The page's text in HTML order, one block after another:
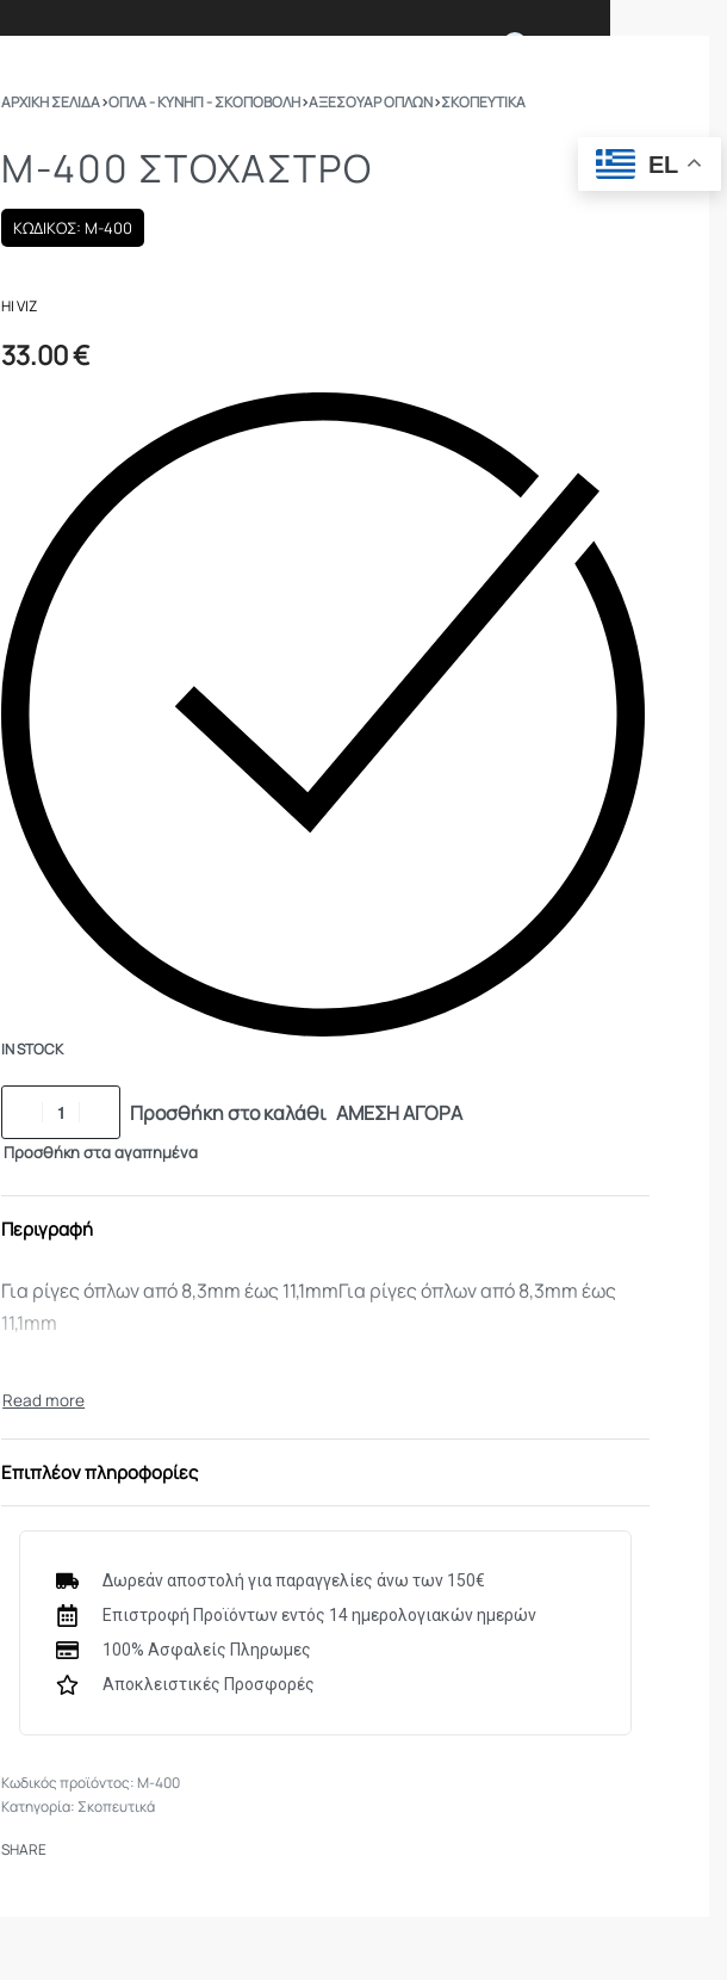
ΕΞΟΠΛΙΣΜΟΣ
ΑΡΧΙΚΉ ΣΕΛΊΔΑ›ΟΠΛΑ - ΚΥΝΗΓΙ - ΣΚΟΠΟΒΟΛΗ›ΑΞΕΣΟΥΑΡ ΟΠΛΩΝ›ΣΚΟΠΕΥΤΙΚΆ
M-400 ΣΤΟΧΑΣΤΡΟ
ΚΩΔΙΚΟΣ: M-400
HI VIZ
33.00€
IN STOCK
Προσθήκη στο καλάθι ΑΜΕΣΗ ΑΓΟΡΑ
Προσθήκη στα αγαπημένα
Περιγραφή
Για ρίγες όπλων από 8,3mm έως 11,1mmΓια ρίγες όπλων από 8,3mm έως
11,1mm
Επιπλέον πληροφορίες
Δωρεάν αποστολή για παραγγελίες άνω των 150€
Επιστροφή Προϊόντων εντός 14 ημερολογιακών ημερών
100% Ασφαλείς Πληρωμες
Αποκλειστικές Προσφορές
M-400
Κατηγορία: Σκοπευτικά
SHARE
EL